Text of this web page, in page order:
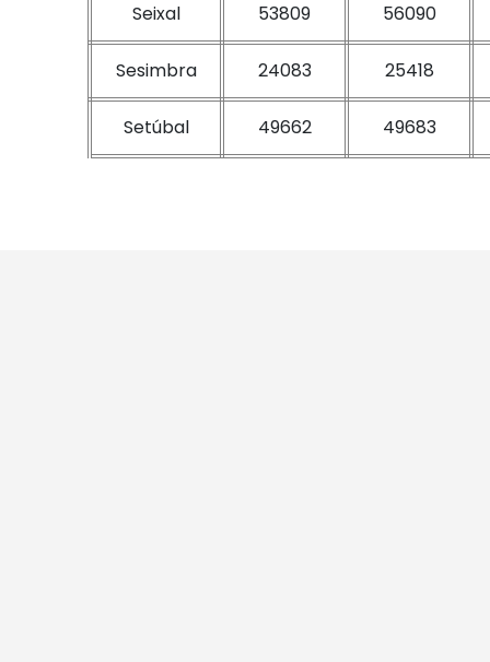
Seixal 53809 56090
Sesimbra 24083 25418
Setúbal 49662 49683